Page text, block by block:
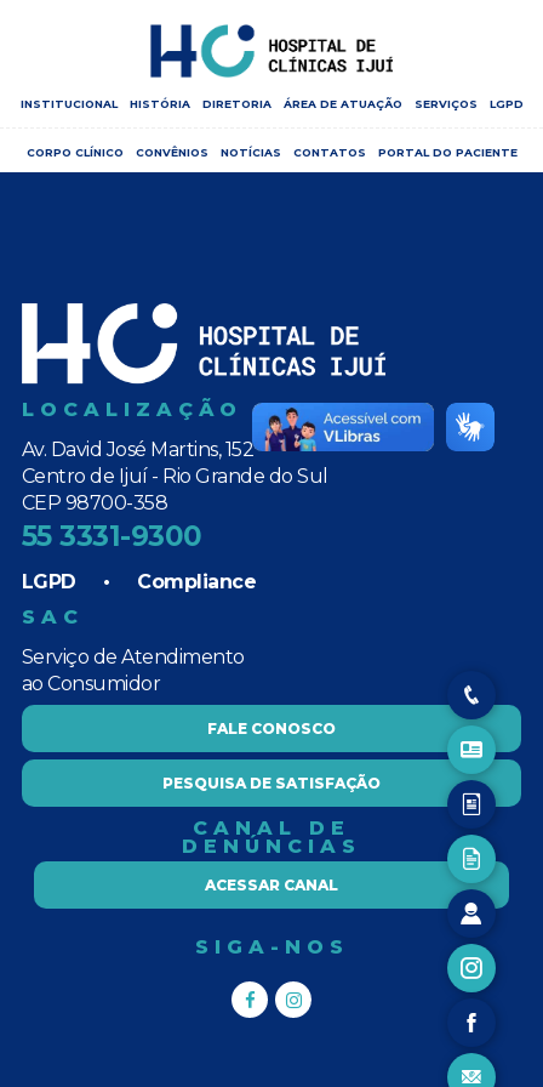
INSTITUCIONAL HISTÓRIA DIRETORIA ÁREA DE ATUAÇÃO SERVIÇOS LGPD
CORPO CLÍNICO CONVÊNIOS NOTÍCIAS CONTATOS PORTAL DO PACIENTE
LOCALIZAÇÃO
Av. David José Martins, 152
Centro de Ijuí - Rio Grande do Sul
CEP 98700-358
55 3331-9300
LGPD • Compliance
SAC
Serviço de Atendimento
ao Consumidor
FALE CONOSCO
PESQUISA DE SATISFAÇÃO
CANAL DE
DENÚNCIAS
ACESSAR CANAL
SIGA-NOS